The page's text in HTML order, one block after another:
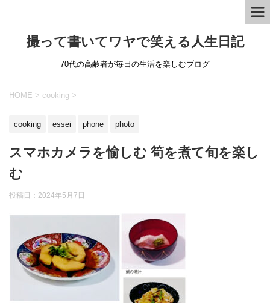
撮って書いてワヤで笑える人生日記
70代の高齢者が毎日の生活を楽しむブログ
HOME > cooking >
cooking essei phone photo
スマホカメラを愉しむ 筍を煮て旬を楽し
む
投稿日： 2024年5月7日